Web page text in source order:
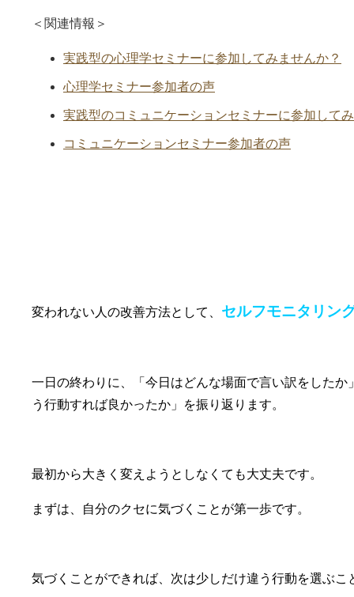
＜関連情報＞
実践型の心理学セミナーに参加してみませんか？
心理学セミナー参加者の声
実践型のコミュニケーションセミナーに参加して
コミュニケーションセミナー参加者の声
変われない人の改善方法として、 セルフモニタリン
一日の終わりに、「今日はどんな場面で言い訳をした
う行動すれば良かったか」を振り返ります。
最初から大きく変えようとしなくても大丈夫です。
まずは、自分のクセに気づくことが第一歩です。
気づくことができれば、次は少しだけ違う行動を選ぶこ